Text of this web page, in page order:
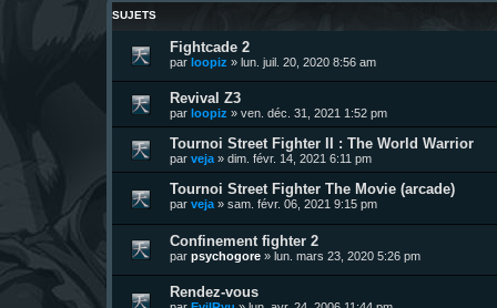
SUJETS
Fightcade 2
par loopiz » lun. juil. 20, 2020 8:56 am
Revival Z3
par loopiz » ven. déc. 31, 2021 1:52 pm
Tournoi Street Fighter II : The World Warrior
par veja » dim. févr. 14, 2021 6:11 pm
Tournoi Street Fighter The Movie (arcade)
par veja » sam. févr. 06, 2021 9:15 pm
Confinement fighter 2
par psychogore » lun. mars 23, 2020 5:26 pm
Rendez-vous